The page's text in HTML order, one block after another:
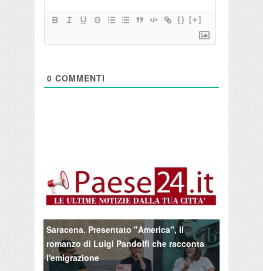
{} [+]
0 COMMENTI
Saracena. Presentato "America", il
romanzo di Luigi Pandolfi che racconta
l'emigrazione